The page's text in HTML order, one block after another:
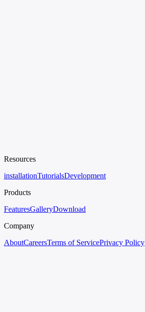
Resources
installationTutorialsDevelopment
Products
FeaturesGalleryDownload
Company
AboutCareersTerms of ServicePrivacy Policy